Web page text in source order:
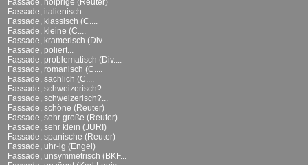
Fassade, holprige (Reuter)
Fassade, italienisch -...
Fassade, klassisch (C....
Fassade, kleine (C....
Fassade, kramerisch (Div....
Fassade, poliert...
Fassade, problematisch (Div....
Fassade, romanisch (C....
Fassade, sachlich (C....
Fassade, schweizerisch?...
Fassade, schweizerisch?...
Fassade, schöne (Reuter)
Fassade, sehr große (Reuter)
Fassade, sehr klein (JURI)
Fassade, spanische (Reuter)
Fassade, uhr-ig (Engel)
Fassade, unsymmetrisch (BKF...